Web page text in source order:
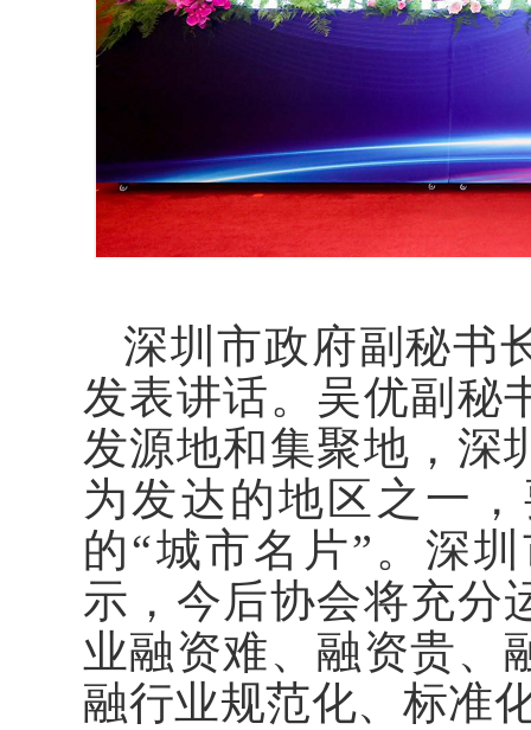
深圳市政府副秘书
发表讲话。吴优副秘
发源地和集聚地，深
为发达的地区之一
的“城市名片”。深
示，今后协会将充分
业融资难、融资贵、
融行业规范化、标准